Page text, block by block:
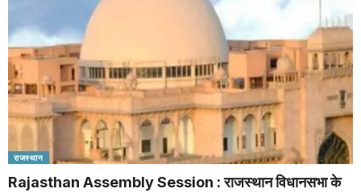
राजस्थान
Rajasthan Assembly Session : राजस्थान विधानसभा के